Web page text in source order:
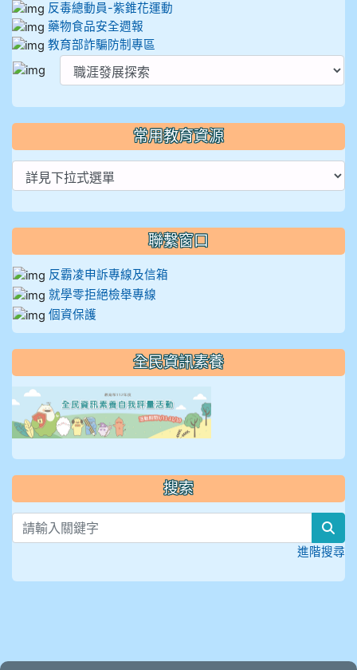
反毒總動員-紫錐花運動
藥物食品安全週報
教育部詐騙防制專區
常用教育資源
聯繫窗口
反霸凌申訴專線及信箱
就學零拒絕檢舉專線
個資保護
全民資訊素養
搜索
進階搜尋